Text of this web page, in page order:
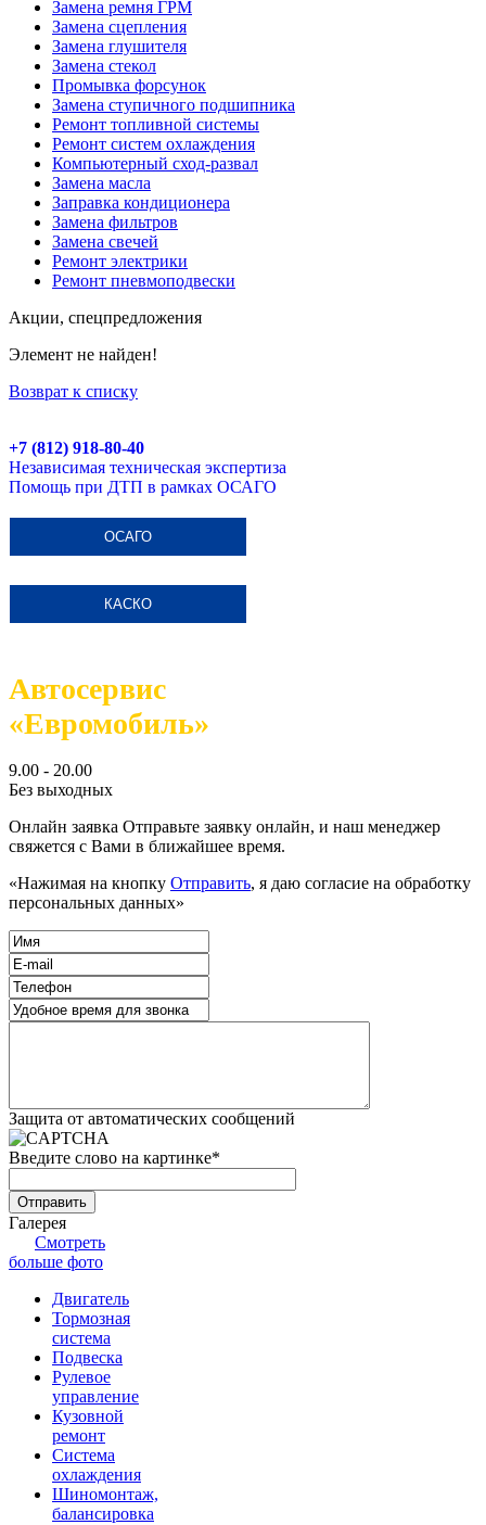
Замена ремня ГРМ
Замена сцепления
Замена глушителя
Замена стекол
Промывка форсунок
Замена ступичного подшипника
Ремонт топливной системы
Ремонт систем охлаждения
Компьютерный сход-развал
Замена масла
Заправка кондиционера
Замена фильтров
Замена свечей
Ремонт электрики
Ремонт пневмоподвески
Акции, спецпредложения
Элемент не найден!
Возврат к списку
+7 (812) 918-80-40
Независимая техническая экспертиза
Помощь при ДТП в рамках ОСАГО
ОСАГО
КАСКО
Автосервис
«Евромобиль»
9.00 - 20.00
Без выходных
Онлайн заявка Отправьте заявку онлайн, и наш менеджер
свяжется с Вами в ближайшее время.
«Нажимая на кнопку Отправить, я даю согласие на обработку
персональных данных»
Защита от автоматических сообщений
Введите слово на картинке*
Галерея
Смотреть
больше фото
Двигатель
Тормозная
система
Подвеска
Рулевое
управление
Кузовной
ремонт
Система
охлаждения
Шиномонтаж,
балансировка